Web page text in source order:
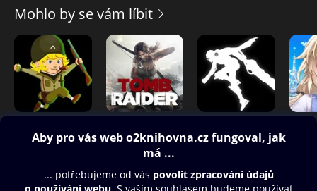
Mohlo by se vám líbit